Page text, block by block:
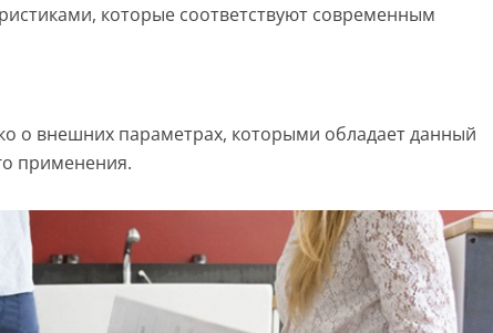
которые соответствуют современным
о внешних параметрах, которыми обладает данный
применения.